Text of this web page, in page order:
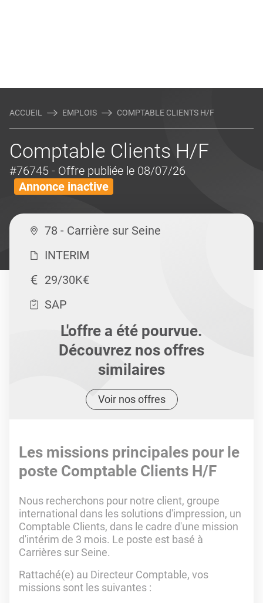
ACCUEIL EMPLOIS COMPTABLE CLIENTS H/F
Comptable Clients H/F
#76745 - Offre publiée le 08/07/26
Annonce inactive
78 - Carrière sur Seine
INTERIM
29/30K€
SAP
L'offre a été pourvue.
Découvrez nos offres
similaires
Voir nos offres
Les missions principales pour le
poste Comptable Clients H/F
Nous recherchons pour notre client, groupe
international dans les solutions d'impression, un
Comptable Clients, dans le cadre d'une mission
d'intérim de 3 mois. Le poste est basé à
Carrières sur Seine.
Rattaché(e) au Directeur Comptable, vos
missions sont les suivantes :